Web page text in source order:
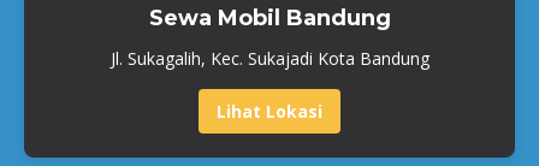
Sewa Mobil Bandung
Jl. Sukagalih, Kec. Sukajadi Kota Bandung
Lihat Lokasi